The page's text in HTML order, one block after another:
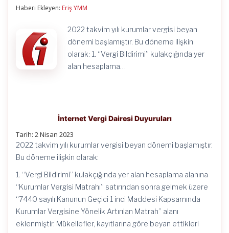
Haberi Ekleyen: Eriş YMM
2022 takvim yılı kurumlar vergisi beyan
dönemi başlamıştır. Bu döneme ilişkin
olarak: 1. “Vergi Bildirimi” kulakçığında yer
alan hesaplama…
İnternet Vergi Dairesi Duyuruları
Tarih: 2 Nisan 2023
2022 takvim yılı kurumlar vergisi beyan dönemi başlamıştır.
Bu döneme ilişkin olarak:
1. “Vergi Bildirimi” kulakçığında yer alan hesaplama alanına
“Kurumlar Vergisi Matrahı” satırından sonra gelmek üzere
“7440 sayılı Kanunun Geçici 1 inci Maddesi Kapsamında
Kurumlar Vergisine Yönelik Artırılan Matrah” alanı
eklenmiştir. Mükellefler, kayıtlarına göre beyan ettikleri